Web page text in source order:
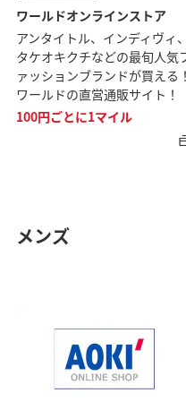
ワールドオンラインストア
アンタイトル、インディヴィ、
タケオキクチなどの最旬人気
ァッションブランドが買える！
ワールドの直営通販サイト！
100円ごとに1マイル
メンズ